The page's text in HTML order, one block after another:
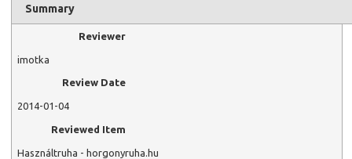
Summary
Reviewer
imotka
Review Date
2014-01-04
Reviewed Item
Használtruha - horgonyruha.hu